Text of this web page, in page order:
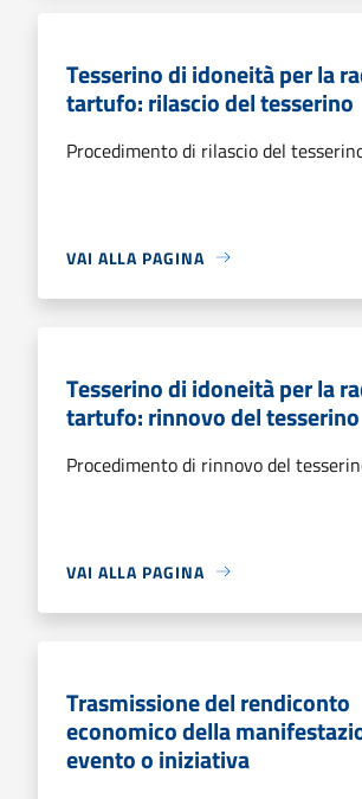
Tesserino di idoneità per la
tartufo: rilascio del tesserino
Procedimento di rilascio del
VAI ALLA PAGINA
Tesserino di idoneità per la
tartufo: rinnovo del tesserino
Procedimento di rinnovo del
VAI ALLA PAGINA
Trasmissione del rendiconto
economico della
evento o iniziativa